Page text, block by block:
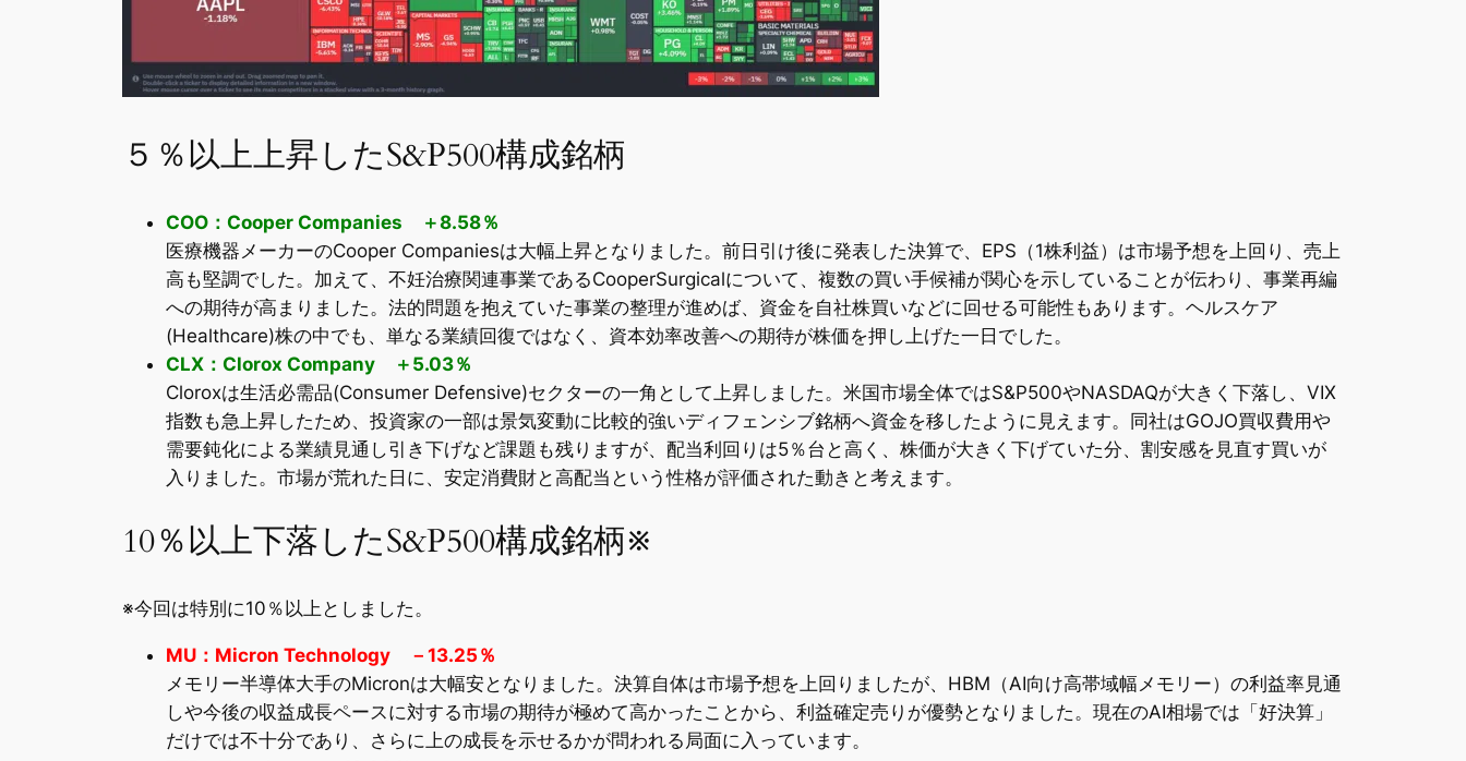
５％以上上昇したS&P500構成銘柄
COO：Cooper Companies ＋8.58％
医療機器メーカーのCooper Companiesは大幅上昇となりました。前日引け後に発表した決算で、EPS（1株利益）は市場予想を上回り、売上
高も堅調でした。加えて、不妊治療関連事業であるCooperSurgicalについて、複数の買い手候補が関心を示していることが伝わり、事業再編
への期待が高まりました。法的問題を抱えていた事業の整理が進めば、資金を自社株買いなどに回せる可能性もあります。ヘルスケア
(Healthcare)株の中でも、単なる業績回復ではなく、資本効率改善への期待が株価を押し上げた一日でした。
CLX：Clorox Company ＋5.03％
Cloroxは生活必需品(Consumer Defensive)セクターの一角として上昇しました。米国市場全体ではS&P500やNASDAQが大きく下落し、VIX
指数も急上昇したため、投資家の一部は景気変動に比較的強いディフェンシブ銘柄へ資金を移したように見えます。同社はGOJO買収費用や
需要鈍化による業績見通し引き下げなど課題も残りますが、配当利回りは5％台と高く、株価が大きく下げていた分、割安感を見直す買いが
入りました。市場が荒れた日に、安定消費財と高配当という性格が評価された動きと考えます。
10％以上下落したS&P500構成銘柄※
※今回は特別に10％以上としました。
MU：Micron Technology －13.25％
メモリー半導体大手のMicronは大幅安となりました。決算自体は市場予想を上回りましたが、HBM（AI向け高帯域幅メモリー）の利益率見通
しや今後の収益成長ペースに対する市場の期待が極めて高かったことから、利益確定売りが優勢となりました。現在のAI相場では「好決算」
だけでは不十分であり、さらに上の成長を示せるかが問われる局面に入っています。